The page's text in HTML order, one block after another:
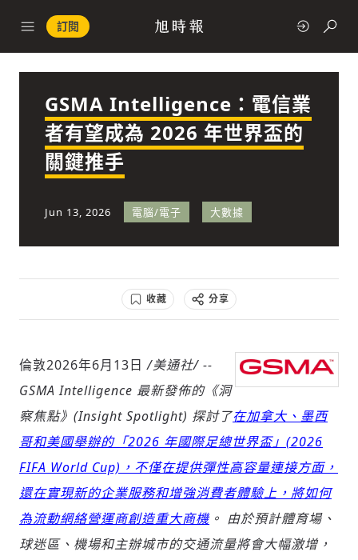
訂閱
快速連結
政治
經濟
科技
社會
人文
GSMA Intelligence：電信業
者有望成為 2026 年世界盃的
關鍵推手
Jun 13, 2026 電腦/電子 大數據
收藏 分享
倫敦2026年6月13日 /美通社/ --
GSMA Intelligence 最新發佈的《洞
察焦點》 (Insight Spotlight) 探討了在加拿大、墨西
哥和美國舉辦的「2026 年國際足總世界盃」 (2026
FIFA World Cup) ，不僅在提供彈性高容量連接方面，
還在實現新的企業服務和增強消費者體驗上，將如何
為流動網絡營運商創造重大商機。 由於預計體育場、
球迷區、機場和主辦城市的交通流量將會大幅激增，